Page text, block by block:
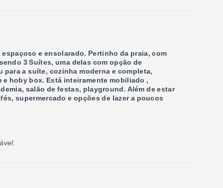
e ensolarado. Pertinho da praia, com
3 Suítes, uma delas com opção de
para a suíte, cozinha moderna e completa,
e hoby box. Está inteiramente mobiliado ,
salão de festas, playground. Além de estar
supermercado e opções de lazer a poucos